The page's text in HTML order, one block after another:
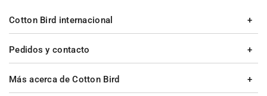
Pedidos y contacto
Más acerca de Cotton Bird
Cotton Bird internacional